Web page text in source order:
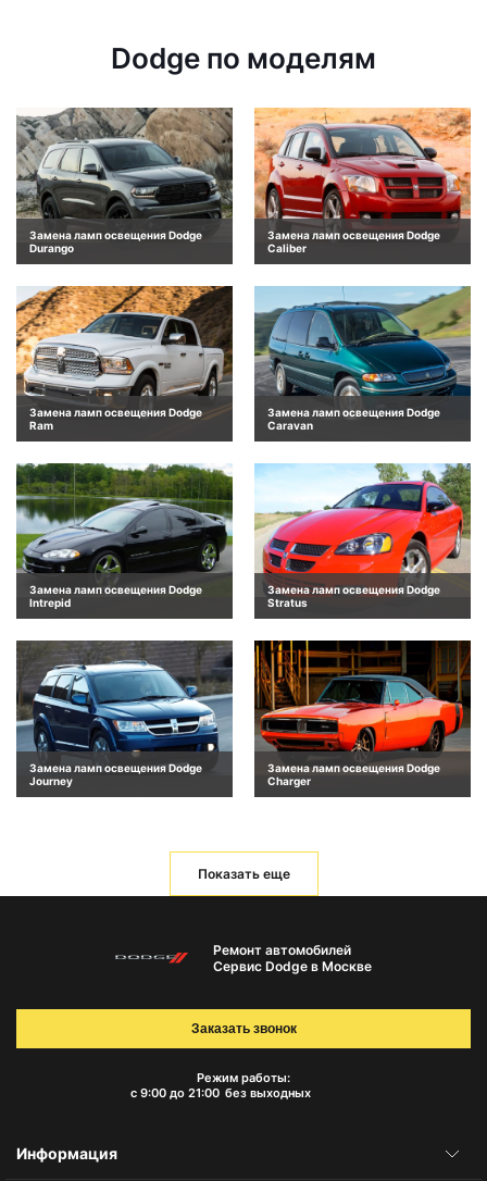
Dodge по моделям
Замена ламп освещения Dodge
Durango
Замена ламп освещения Dodge
Caliber
Замена ламп освещения Dodge
Ram
Замена ламп освещения Dodge
Caravan
Замена ламп освещения Dodge
Intrepid
Замена ламп освещения Dodge
Stratus
Замена ламп освещения Dodge
Journey
Замена ламп освещения Dodge
Charger
Показать еще
Ремонт автомобилей
Сервис Dodge в Москве
Режим работы:
с 9:00 до 21:00 без выходных
Заказать звонок
Информация